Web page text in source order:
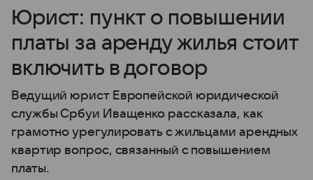
Юрист: пункт о повышении
платы за аренду жилья стоит
включить в договор
Ведущий юрист Европейской юридической
службы Србуи Иващенко рассказала, как
грамотно урегулировать с жильцами арендных
квартир вопрос, связанный с повышением
платы.